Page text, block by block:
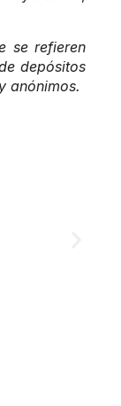
se refieren
depósitos
anónimos.